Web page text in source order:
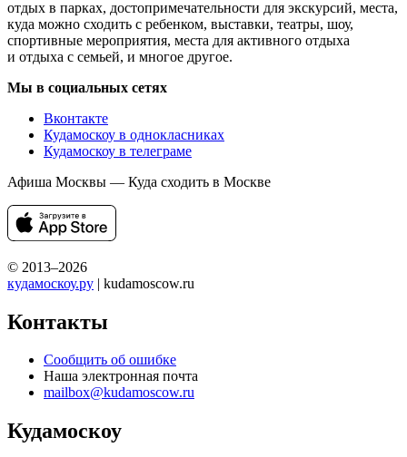
отдых в парках, достопримечательности для экскурсий, места,
куда можно сходить с ребенком, выставки, театры, шоу,
спортивные мероприятия, места для активного отдыха
и отдыха с семьей, и многое другое.
Мы в социальных сетях
Вконтакте
Кудамоскоу в однокласниках
Кудамоскоу в телеграме
Афиша Москвы — Куда сходить в Москве
© 2013–2026
кудамоскоу.ру | kudamoscow.ru
Контакты
Сообщить об ошибке
Наша электронная почта
mailbox@kudamoscow.ru
Кудамоскоу